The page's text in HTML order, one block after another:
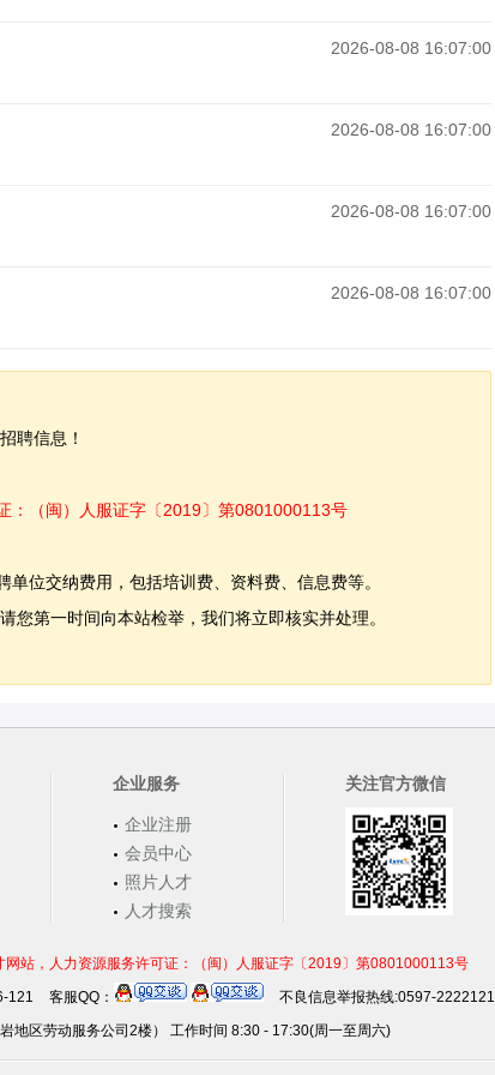
2026-08-08 16:07:00
2026-08-08 16:07:00
2026-08-08 16:07:00
2026-08-08 16:07:00
聘信息！
：（闽）人服证字〔2019〕第0801000113号
位交纳费用，包括培训费、资料费、信息费等。
第一时间向本站检举，我们将立即核实并处理。
企业服务
企业注册
会员中心
照片人才
人才搜索
关注官方微信
站，人力资源服务许可证：（闽）人服证字〔2019〕第0801000113号
121
客服QQ：
不良信息举报热线:0597-2222121
地区劳动服务公司2楼） 工作时间 8:30 - 17:30(周一至周六)